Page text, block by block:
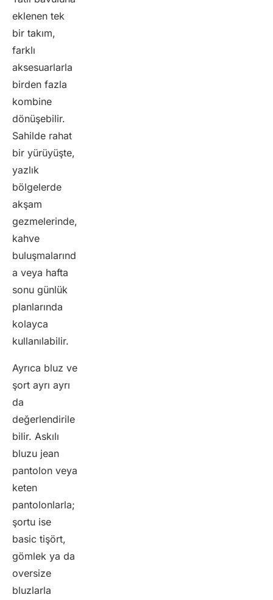
eklenen tek
bir takım,
farklı
aksesuarlarla
birden fazla
kombine
dönüşebilir.
Sahilde rahat
bir yürüyüşte,
yazlık
bölgelerde
akşam
gezmelerinde,
kahve
buluşmalarınd
a veya hafta
sonu günlük
planlarında
kolayca
kullanılabilir.
Ayrıca bluz ve
şort ayrı ayrı
da
değerlendirile
bilir. Askılı
bluzu jean
pantolon veya
keten
pantolonlarla;
şortu ise
basic tişört,
gömlek ya da
oversize
bluzlarla